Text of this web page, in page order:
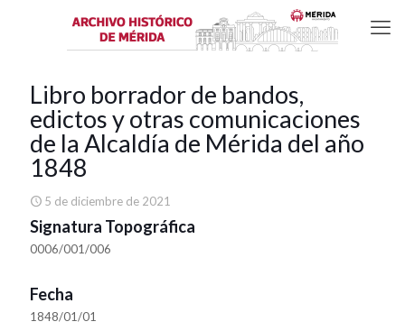
Libro borrador de bandos,
edictos y otras comunicaciones
de la Alcaldía de Mérida del año
1848
5 de diciembre de 2021
Signatura Topográfica
0006/001/006
Fecha
1848/01/01